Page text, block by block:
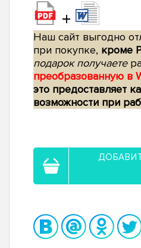
+
Наш сайт выгодно
при покупке, кроме
подарок получаете
преобразованную в
это предоставляет
возможности при